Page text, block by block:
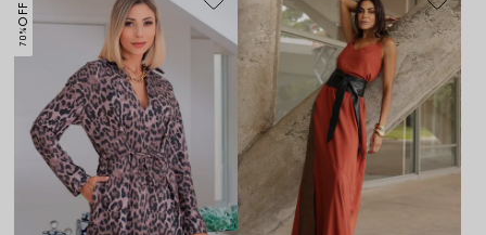
70%
OFF